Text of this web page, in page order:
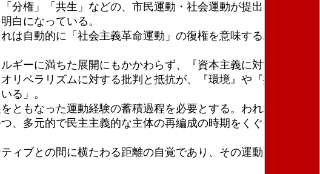
権」「共生」などの、市民運動・社会運動が提出してきた
白になっている。
自動的に「社会主義革命運動」の復権を意味するわけでは
ーに満ちた展開にもかかわらず、『資本主義に対するオル
ベラリズムに対する批判と抵抗が、『環境』や『共生』を
る」。
もなった運動経験の蓄積過程を必要とする。われわれは全
多元的で民主主義的な主体の再編成の時期をくぐりぬけな
ブとの間に横たわる距離の自覚であり、その運動に内在し